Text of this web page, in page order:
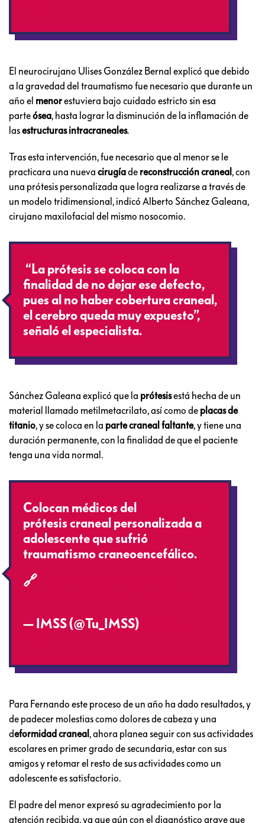
El neurocirujano Ulises González Bernal explicó que debido
a la gravedad del traumatismo fue necesario que durante un
año el menorestuviera bajo cuidado estricto sin esa
parteósea, hasta lograr la disminución de la inflamación de
lasestructuras intracraneales.
Tras esta intervención, fue necesario que al menor se le
practicara una nueva cirugíade reconstrucción craneal , con
una prótesis personalizada que logra realizarse a través de
un modelo tridimensional, indicó Alberto Sánchez Galeana,
cirujano maxilofacial del mismo nosocomio.
“La prótesis se coloca con la
finalidad de no dejar ese defecto,
pues al no haber cobertura craneal,
el cerebro queda muy expuesto”,
señaló el especialista.
Sánchez Galeana explicó que la prótesisestá hecha de un
material llamado metilmetacrilato, así como de placas de
titanio, y se coloca en la parte craneal faltante, y tiene una
duración permanente, con la finalidad de que el paciente
tenga una vida normal.
Colocan médicos del
prótesis craneal personalizada a
adolescente que sufrió
traumatismo craneoencefálico.
🔗
— IMSS (@Tu_IMSS)
Para Fernando este proceso de un año ha dado resultados, y
de padecer molestias como dolores de cabeza y una
deformidad craneal , ahora planea seguir con sus actividades
escolares en primer grado de secundaria, estar con sus
amigos y retomar el resto de sus actividades como un
adolescente es satisfactorio.
El padre del menor expresó su agradecimiento por la
atención recibida, ya que aún con el diagnóstico grave que